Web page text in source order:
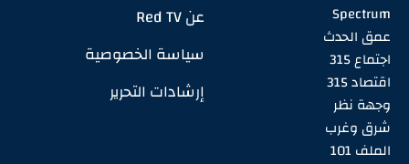
Spectrum
عمق الحدث
اجتماع 315
اقتصاد 315
وجهة نظر
شرق وغرب
الملف 101
عن Red TV
سياسة الخصوصية
إرشادات التحرير